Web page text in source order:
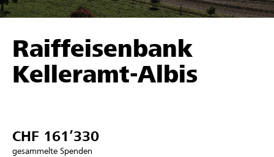
Unterstützen
Hilfe & Support
Projekte und Organisationen finden
Raiffeisenbank
Kelleramt-Albis
CHF 161’330
gesammelte Spenden